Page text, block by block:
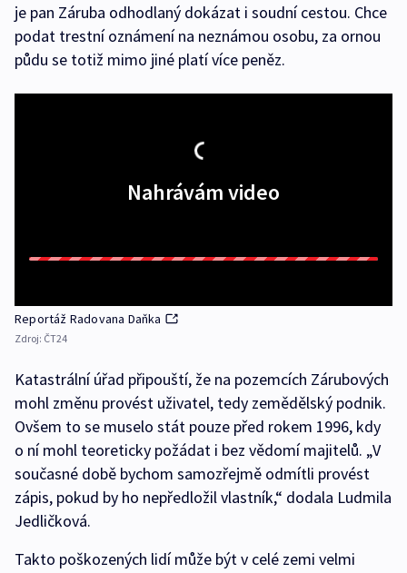
je pan Záruba odhodlaný dokázat i soudní cestou. Chce
podat trestní oznámení na neznámou osobu, za ornou
půdu se totiž mimo jiné platí více peněz.
Nahrávám video
Reportáž Radovana Daňka
Zdroj: ČT24
Katastrální úřad připouští, že na pozemcích Zárubových
mohl změnu provést uživatel, tedy zemědělský podnik.
Ovšem to se muselo stát pouze před rokem 1996, kdy
o ní mohl teoreticky požádat i bez vědomí majitelů. „V
současné době bychom samozřejmě odmítli provést
zápis, pokud by ho nepředložil vlastník,“ dodala Ludmila
Jedličková.
Takto poškozených lidí může být v celé zemi velmi